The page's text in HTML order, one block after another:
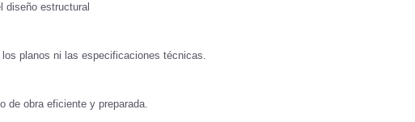
diseño estructural
planos ni las especificaciones técnicas.
de obra eficiente y preparada.